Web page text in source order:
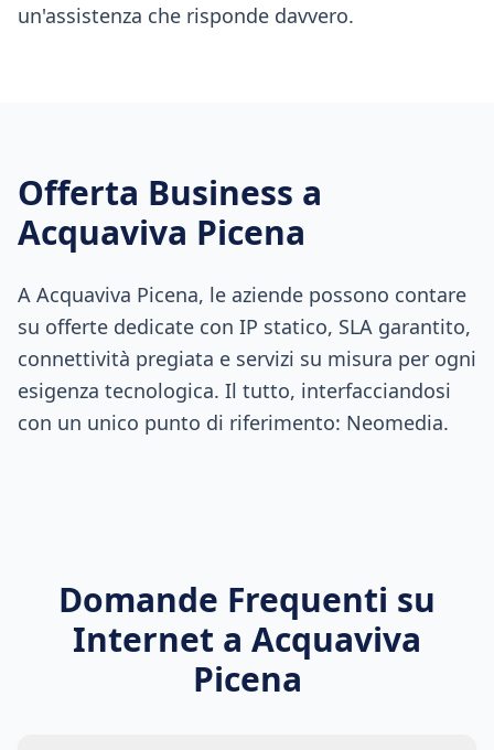
un'assistenza che risponde davvero.
Offerta Business a
Acquaviva Picena
A Acquaviva Picena, le aziende possono contare
su offerte dedicate con IP statico, SLA garantito,
connettività pregiata e servizi su misura per ogni
esigenza tecnologica. Il tutto, interfacciandosi
con un unico punto di riferimento: Neomedia.
Domande Frequenti su
Internet a Acquaviva
Picena